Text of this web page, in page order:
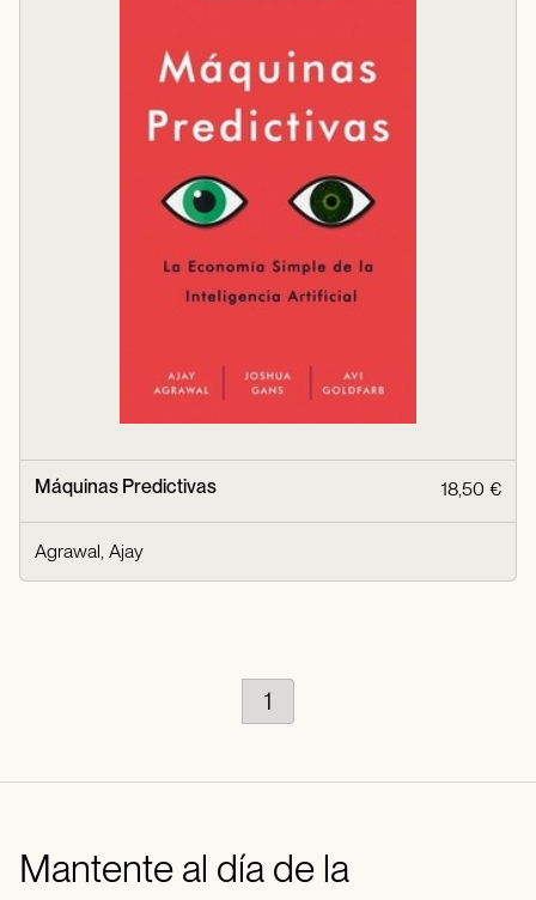
Máquinas Predictivas 18,50 €
Agrawal, Ajay
1
Mantente al día de la